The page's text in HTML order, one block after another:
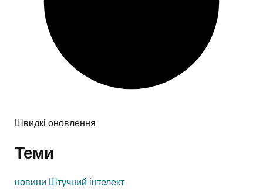
Швидкі оновлення
Теми
новини Штучний інтелект